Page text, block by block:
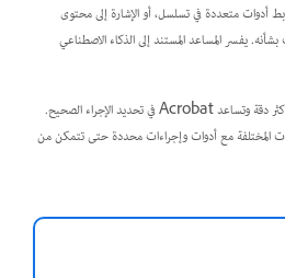
أدوات متعددة في تسلسل، أو الإشارة إلى محتوى
يفسر المساعد المستند إلى الذكاء الاصطناعي
تنتج المطالبات الواضحة والمحددة نتائج أكثر دقة وتساعد Acrobat في تحديد الإجراء الصحيح.
المختلفة مع أدوات وإجراءات محددة حتى تتمكن من